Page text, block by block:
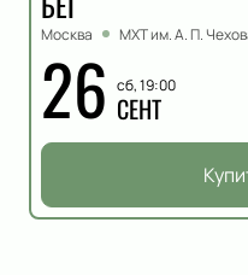
Москва МХТ им. А. П.
26 сб, 19:00
СЕНТ